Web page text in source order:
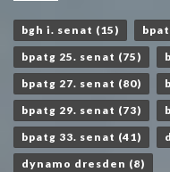
bgh i. senat (15)
bpatg 25. senat (75)
bpatg 27. senat (80)
bpatg 29. senat (73)
bpatg 33. senat (41)
dynamo dresden (8)